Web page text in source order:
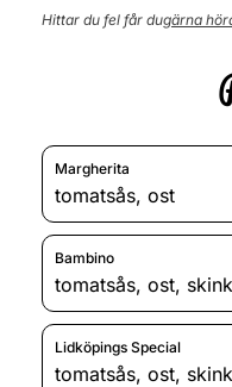
Torsdag
Söndag
Hittar du fel får dugärna
Margherita
tomatsås, ost
Bambino
tomatsås, ost,
Lidköpings Special
tomatsås, ost,